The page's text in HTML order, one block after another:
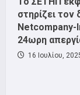
στηρίζει
Netcompany-
24ωρη
16 Ιουλίου,